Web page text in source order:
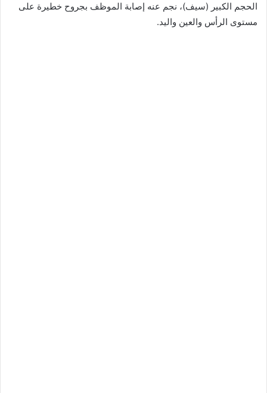
الحجم الكبير (سيف)، نجم عنه إصابة الموظف بجروح خطيرة على
مستوى الرأس والعين واليد.